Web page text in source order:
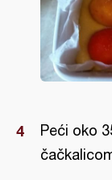
Peći oko